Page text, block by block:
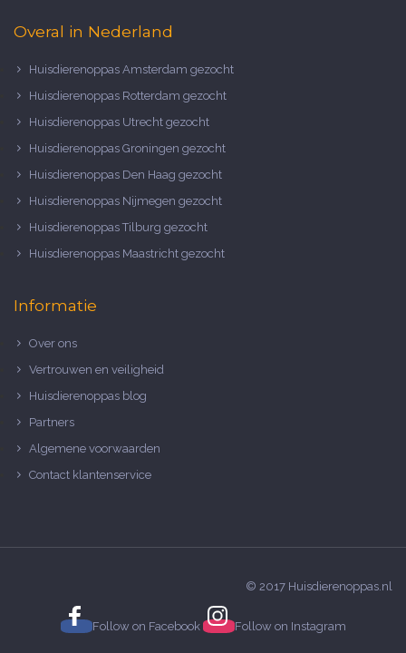
Overal in Nederland
Huisdierenoppas Amsterdam gezocht
Huisdierenoppas Rotterdam gezocht
Huisdierenoppas Utrecht gezocht
Huisdierenoppas Groningen gezocht
Huisdierenoppas Den Haag gezocht
Huisdierenoppas Nijmegen gezocht
Huisdierenoppas Tilburg gezocht
Huisdierenoppas Maastricht gezocht
Informatie
Over ons
Vertrouwen en veiligheid
Huisdierenoppas blog
Partners
Algemene voorwaarden
Contact klantenservice
© 2017 Huisdierenoppas.nl
Follow on Facebook Follow on Instagram